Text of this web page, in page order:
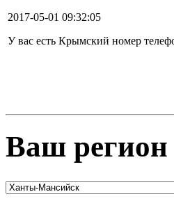
2017-05-01 09:32:05
У вас есть Крымский номер
Ваш регион